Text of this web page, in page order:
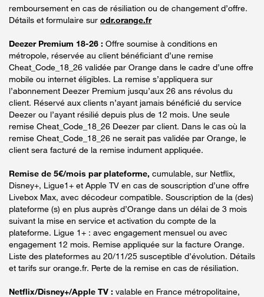
remboursement en cas de résiliation ou de changement d’offre.
Détails et formulaire sur odr.orange.fr
Deezer Premium 18-26 : Offre soumise à conditions en
métropole, réservée au client bénéficiant d’une remise
Cheat_Code_18_26 validée par Orange dans le cadre d’une offre
mobile ou internet éligibles. La remise s’appliquera sur
l’abonnement Deezer Premium jusqu’aux 26 ans révolus du
client. Réservé aux clients n’ayant jamais bénéficié du service
Deezer ou l’ayant résilié depuis plus de 12 mois. Une seule
remise Cheat_Code_18_26 Deezer par client. Dans le cas où la
remise Cheat_Code_18_26 ne serait pas validée par Orange, le
client sera facturé de la remise indument appliquée.
Remise de 5€/mois par plateforme, cumulable, sur Netflix,
Disney+, Ligue1+ et Apple TV en cas de souscription d’une offre
Livebox Max, avec décodeur compatible. Souscription de la (des)
plateforme (s) en plus auprès d’Orange dans un délai de 3 mois
suivant la mise en service et activation du compte de la
plateforme. Ligue 1+ : avec engagement mensuel ou avec
engagement 12 mois. Remise appliquée sur la facture Orange.
Liste des plateformes au 20/11/25 susceptible d’évolution. Détails
et tarifs sur orange.fr. Perte de la remise en cas de résiliation.
Netflix/Disney+/Apple TV : valable en France métropolitaine,